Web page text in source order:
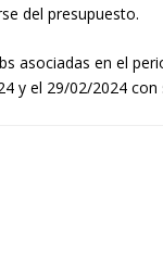
del presupuesto.
asociadas en el
y el 29/02/2024